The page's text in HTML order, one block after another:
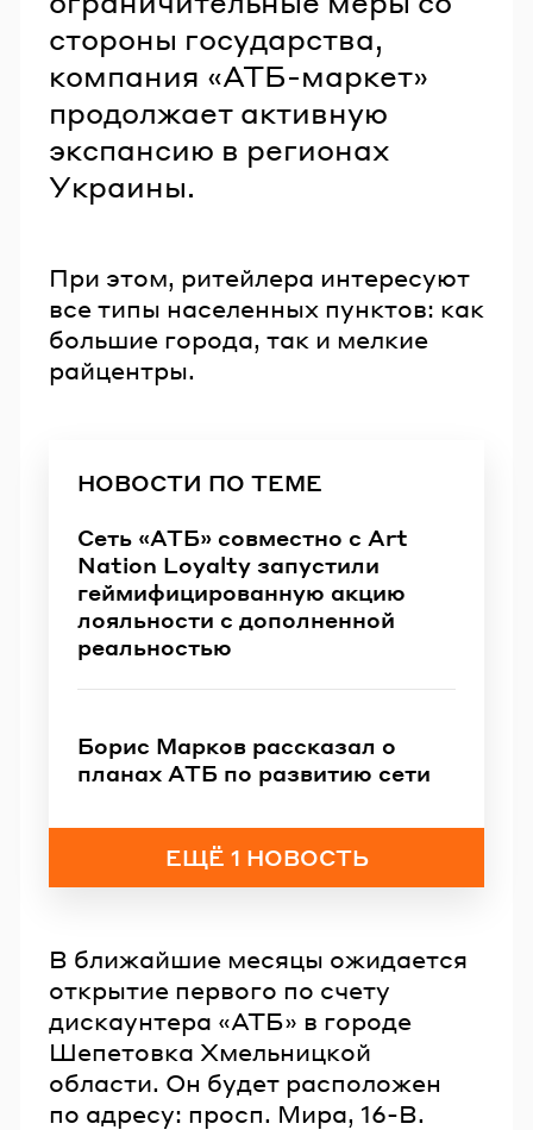
стороны государства,
компания «АТБ-маркет»
продолжает активную
экспансию в регионах
Украины.
При этом, ритейлера интересуют
все типы населенных пунктов: как
большие города, так и мелкие
райцентры.
НОВОСТИ ПО ТЕМЕ
Сеть «АТБ» совместно с Art
Nation Loyalty запустили
геймифицированную акцию
лояльности с дополненной
реальностью
Борис Марков рассказал о
планах АТБ по развитию сети
ЕЩЁ 1 НОВОСТЬ
В ближайшие месяцы ожидается
открытие первого по счету
дискаунтера «АТБ» в городе
Шепетовка Хмельницкой
области. Он будет расположен
по адресу: просп. Мира, 16-В.